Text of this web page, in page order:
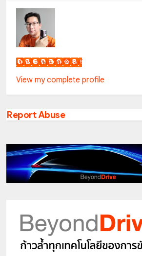
เน็กซ์ วรพล ลิ่มศิริวงศ์
View my complete profile
Report Abuse